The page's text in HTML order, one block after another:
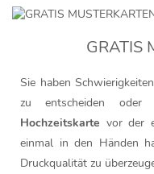
GRATIS
Sie haben
zu entscheiden oder
Hochzeitskarte vor der
einmal in den Händen
Druckqualität zu